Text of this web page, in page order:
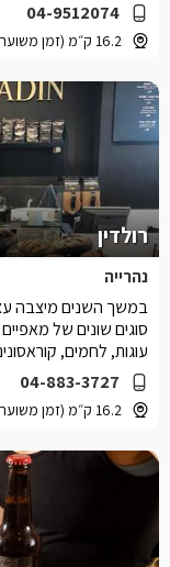
04-9512074
16.2 ק״מ (זמן משוער 23 דקות)
רולדין
נהרייה
04-883-3727
16.2 ק״מ (זמן משוער 23 דקות)
סוגים שונים של
עוגות, לחמים,